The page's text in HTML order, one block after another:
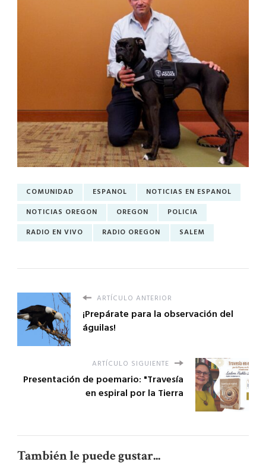
COMUNIDAD ESPANOL
NOTICIAS EN ESPANOL
NOTICIAS OREGON
OREGON
POLICIA
RADIO EN VIVO
RADIO OREGON SALEM
ARTÍCULO ANTERIOR
¡Prepárate para la observación del
águilas!
ARTÍCULO SIGUIENTE
Presentación de poemario: "Travesía
en espiral por la Tierra
También le puede gustar...